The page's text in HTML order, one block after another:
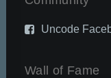
Uncode
Wall of Fame